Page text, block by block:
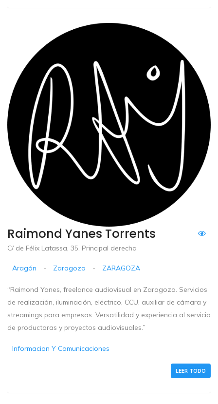
Raimond Yanes Torrents
C/ de Félix Latassa, 35. Principal derecha
Aragón - Zaragoza - ZARAGOZA
“Raimond Yanes, freelance audiovisual en Zaragoza. Servicios
de realización, iluminación, eléctrico, CCU, auxiliar de cámara y
streamings para empresas. Versatilidad y experiencia al servicio
de productoras y proyectos audiovisuales.”
Informacion Y Comunicaciones
LEER TODO